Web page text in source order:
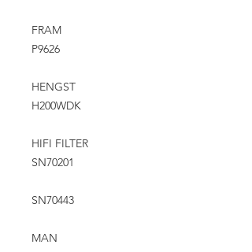
FRAM
P9626
HENGST
H200WDK
HIFI FILTER
SN70201
SN70443
MAN